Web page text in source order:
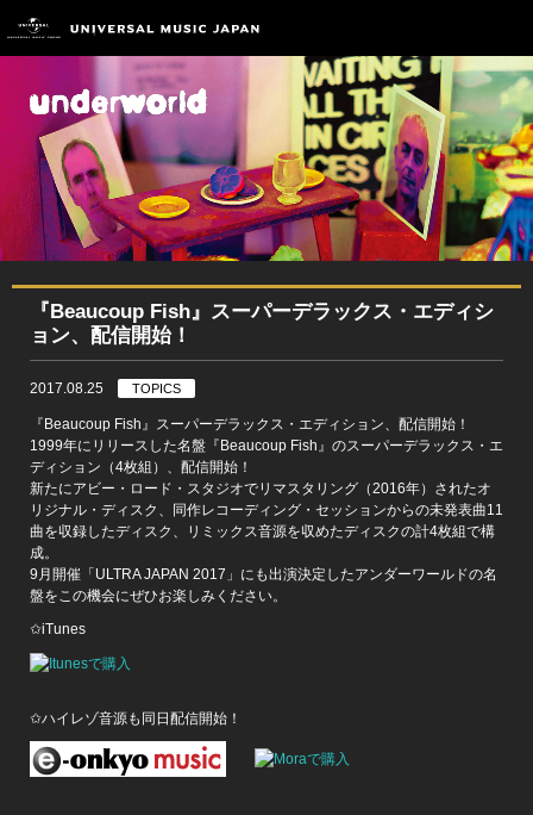
『Beaucoup Fish』スーパーデラックス・エディシ
ョン、配信開始！
2017.08.25 TOPICS
『Beaucoup Fish』スーパーデラックス・エディション、配信開始！
1999年にリリースした名盤『Beaucoup Fish』のスーパーデラックス・エ
ディション（4枚組）、配信開始！
新たにアビー・ロード・スタジオでリマスタリング（2016年）されたオ
リジナル・ディスク、同作レコーディング・セッションからの未発表曲11
曲を収録したディスク、リミックス音源を収めたディスクの計4枚組で構
成。
9月開催「ULTRA JAPAN 2017」にも出演決定したアンダーワールドの名
盤をこの機会にぜひお楽しみください。
✩iTunes
✩ハイレゾ音源も同日配信開始！